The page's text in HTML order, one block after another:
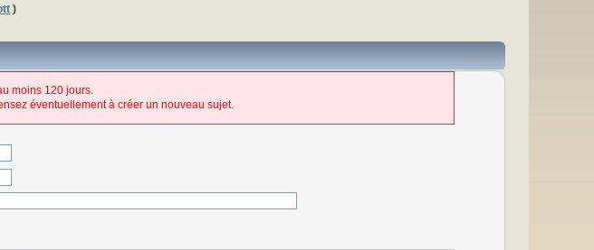
)
moins 120 jours.
éventuellement à créer un nouveau sujet.